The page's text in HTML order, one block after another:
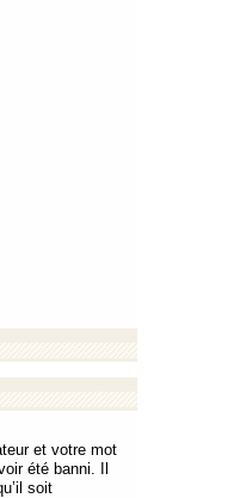
et votre mot
été banni. Il
soit